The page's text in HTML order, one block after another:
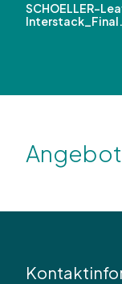
SCHOELLER-